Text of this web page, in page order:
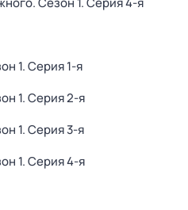
1. Серия 1-я
1. Серия 2-я
1. Серия 3-я
1. Серия 4-я